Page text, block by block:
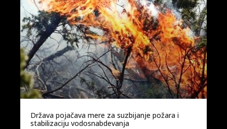
Država pojačava mere za suzbijanje požara i
stabilizaciju vodosnabdevanja